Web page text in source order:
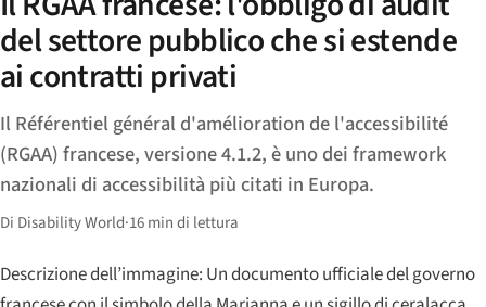
del settore pubblico che si estende
ai contratti privati
Il Référentiel général d'amélioration de l'accessibilité
(RGAA) francese, versione 4.1.2, è uno dei framework
nazionali di accessibilità più citati in Europa.
Di Disability World·16 min di lettura
Descrizione dell’immagine: Un documento ufficiale del governo